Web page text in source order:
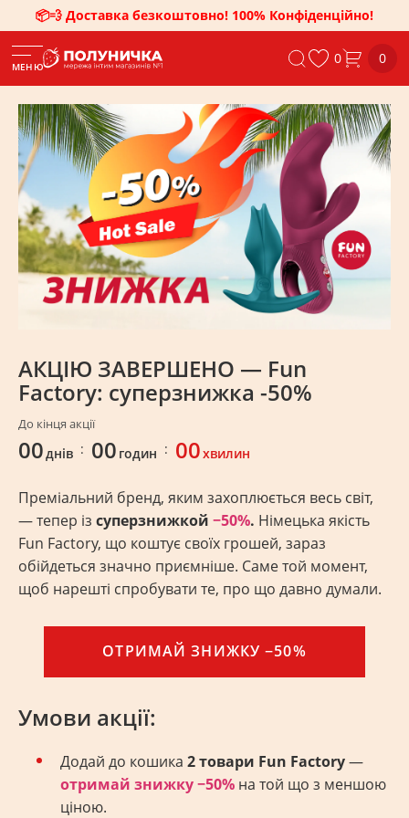
📦💨 Доставка безкоштовно! 100% Конфіденційно!
МЕНЮ 0 0
АКЦІЮ ЗАВЕРШЕНО — Fun
Factory: суперзнижка -50%
До кінця акції
00днів : 00 годин : 00хвилин
Преміальний бренд, яким захоплюється весь світ,
— тепер із суперзнижкой −50%. Німецька якість
Fun Factory, що коштує своїх грошей, зараз
обійдеться значно приємніше. Саме той момент,
щоб нарешті спробувати те, про що давно думали.
ОТРИМАЙ ЗНИЖКУ −50%
Умови акції:
Додай до кошика 2 товари Fun Factory—
отримай знижку −50% на той що з меншою
ціною.